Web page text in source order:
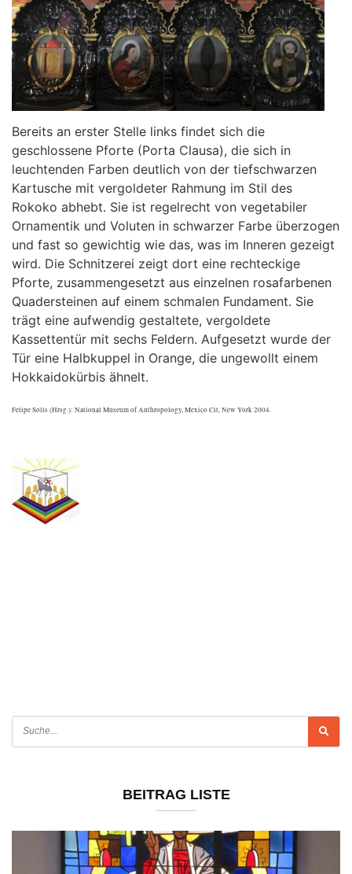
Bereits an erster Stelle links findet sich die
geschlossene Pforte (Porta Clausa), die sich in
leuchtenden Farben deutlich von der tiefschwarzen
Kartusche mit vergoldeter Rahmung im Stil des
Rokoko abhebt. Sie ist regelrecht von vegetabiler
Ornamentik und Voluten in schwarzer Farbe überzogen
und fast so gewichtig wie das, was im Inneren gezeigt
wird. Die Schnitzerei zeigt dort eine rechteckige
Pforte, zusammengesetzt aus einzelnen rosafarbenen
Quadersteinen auf einem schmalen Fundament. Sie
trägt eine aufwendig gestaltete, vergoldete
Kassettentür mit sechs Feldern. Aufgesetzt wurde der
Tür eine Halbkuppel in Orange, die ungewollt einem
Hokkaidokürbis ähnelt.
Felipe Solís (Hrsg.): National Museum of Anthropology, Mexico Cit, New York 2004.
BEITRAG LISTE